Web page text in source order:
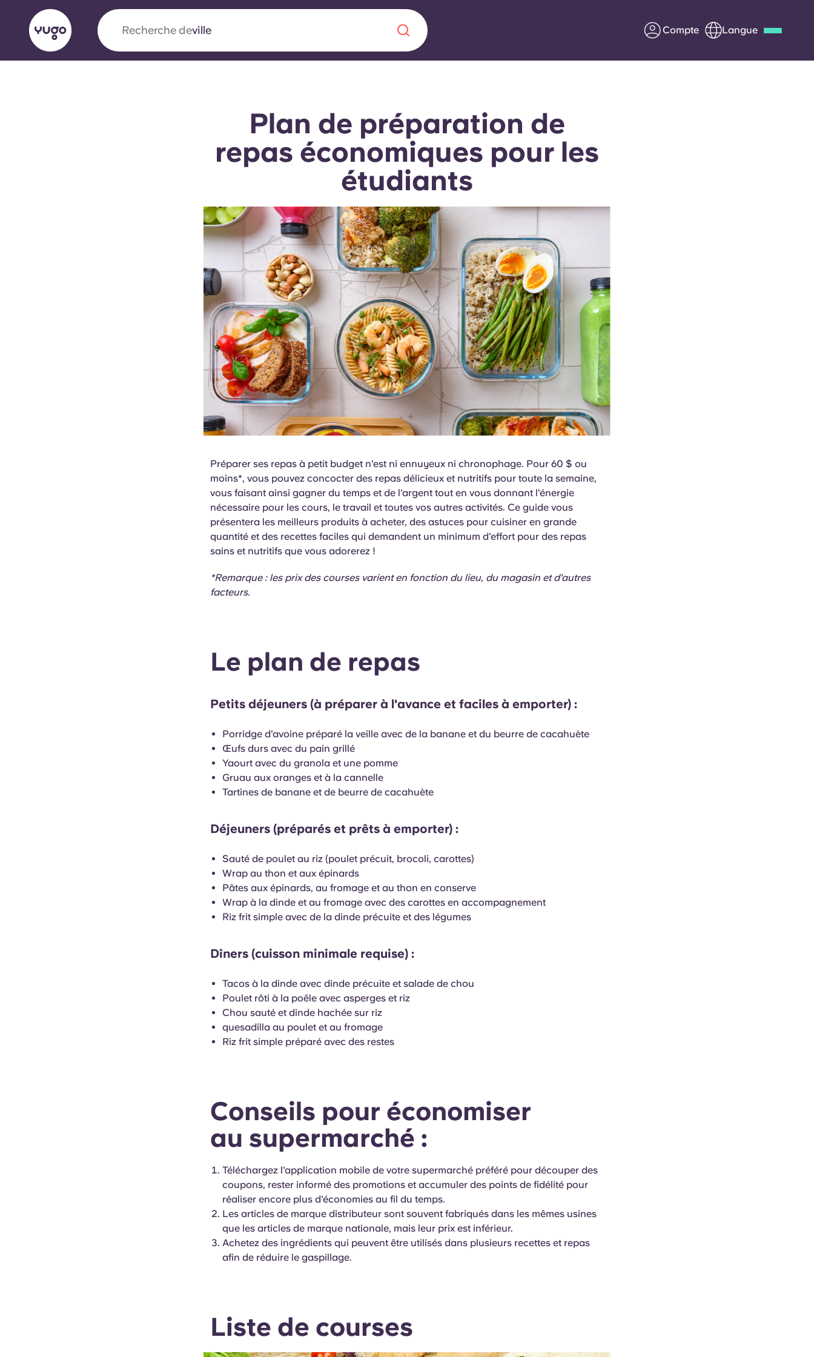
Recherche depays Compte Langue
nouvelle ère pour le logement étudiant
Yugo Le partenariat novateur de [nom de l'entreprise] avec
VCARB alimente l'innovation, l'ambition et des moments
À propos de nous
FAQ
Informations pour les
parents
Blog
Plan de préparation de
repas économiques pour les
étudiants
Préparer ses repas à petit budget n'est ni ennuyeux ni chronophage. Pour 60 $ ou
moins*, vous pouvez concocter des repas délicieux et nutritifs pour toute la semaine,
vous faisant ainsi gagner du temps et de l'argent tout en vous donnant l'énergie
nécessaire pour les cours, le travail et toutes vos autres activités. Ce guide vous
présentera les meilleurs produits à acheter, des astuces pour cuisiner en grande
quantité et des recettes faciles qui demandent un minimum d'effort pour des repas
sains et nutritifs que vous adorerez !
*Remarque : les prix des courses varient en fonction du lieu, du magasin et d'autres
facteurs.
Le plan de repas
Petits déjeuners (à préparer à l'avance et faciles à emporter) :
Porridge d'avoine préparé la veille avec de la banane et du beurre de cacahuète
Œufs durs avec du pain grillé
Yaourt avec du granola et une pomme
Gruau aux oranges et à la cannelle
Tartines de banane et de beurre de cacahuète
Déjeuners (préparés et prêts à emporter) :
Sauté de poulet au riz (poulet précuit, brocoli, carottes)
Wrap au thon et aux épinards
Pâtes aux épinards, au fromage et au thon en conserve
Wrap à la dinde et au fromage avec des carottes en accompagnement
Riz frit simple avec de la dinde précuite et des légumes
Dîners (cuisson minimale requise) :
Tacos à la dinde avec dinde précuite et salade de chou
Poulet rôti à la poêle avec asperges et riz
Chou sauté et dinde hachée sur riz
quesadilla au poulet et au fromage
Riz frit simple préparé avec des restes
Conseils pour économiser
au supermarché :
Téléchargez l'application mobile de votre supermarché préféré pour découper des
coupons, rester informé des promotions et accumuler des points de fidélité pour
réaliser encore plus d'économies au fil du temps.
Les articles de marque distributeur sont souvent fabriqués dans les mêmes usines
que les articles de marque nationale, mais leur prix est inférieur.
Achetez des ingrédients qui peuvent être utilisés dans plusieurs recettes et repas
afin de réduire le gaspillage.
Liste de courses